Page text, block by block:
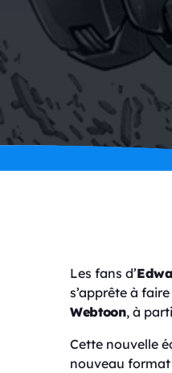
Les fans d’
s’apprête à
Webtoon, à
Cette nouvelle
nouveau